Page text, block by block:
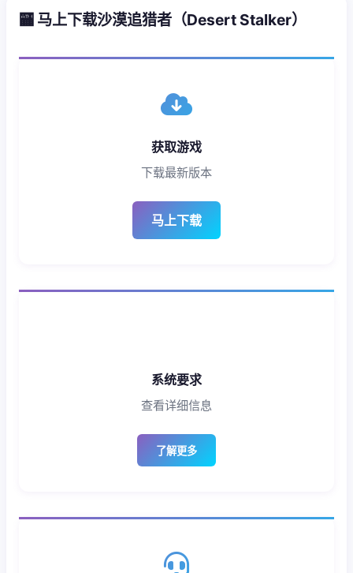
🏧 马上下载沙漠追猎者（Desert Stalker）
获取游戏
下载最新版本
马上下载
系统要求
查看详细信息
了解更多